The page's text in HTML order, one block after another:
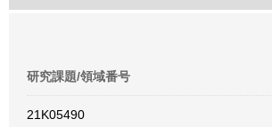
研究課題/領域番号
21K05490